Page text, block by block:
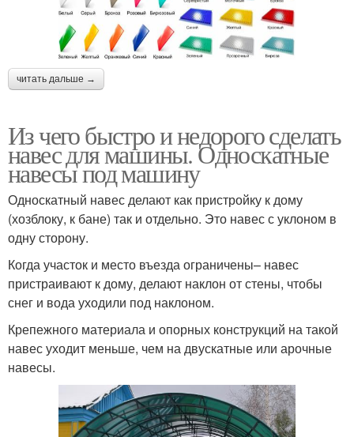
читать дальше →
Из чего быстро и недорого сделать
навес для машины. Односкатные
навесы под машину
Односкатный навес делают как пристройку к дому
(хозблоку, к бане) так и отдельно. Это навес с уклоном в
одну сторону.
Когда участок и место въезда ограничены– навес
пристраивают к дому, делают наклон от стены, чтобы
снег и вода уходили под наклоном.
Крепежного материала и опорных конструкций на такой
навес уходит меньше, чем на двускатные или арочные
навесы.